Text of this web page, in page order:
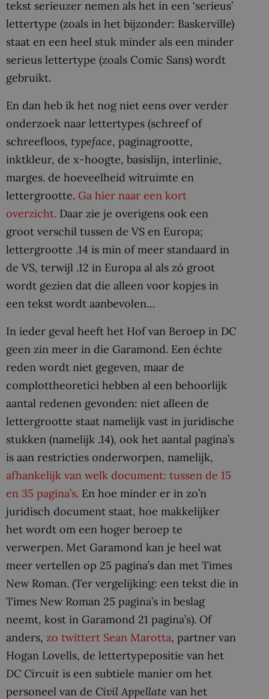
tekst serieuzer nemen als het in een ‘serieus’
lettertype (zoals in het bijzonder: Baskerville)
staat en een heel stuk minder als een minder
serieus lettertype (zoals Comic Sans) wordt
gebruikt.
En dan heb ik het nog niet eens over verder
onderzoek naar lettertypes (schreef of
schreefloos, typeface, paginagrootte,
inktkleur, de x-hoogte, basislijn, interlinie,
marges. de hoeveelheid witruimte en
lettergrootte. Ga hier naar een kort
overzicht. Daar zie je overigens ook een
groot verschil tussen de VS en Europa;
lettergrootte .14 is min of meer standaard in
de VS, terwijl .12 in Europa al als zó groot
wordt gezien dat die alleen voor kopjes in
een tekst wordt aanbevolen…
In ieder geval heeft het Hof van Beroep in DC
geen zin meer in die Garamond. Een échte
reden wordt niet gegeven, maar de
complottheoretici hebben al een behoorlijk
aantal redenen gevonden: niet alleen de
lettergrootte staat namelijk vast in juridische
stukken (namelijk .14), ook het aantal pagina’s
is aan restricties onderworpen, namelijk,
afhankelijk van welk document: tussen de 15
en 35 pagina’s. En hoe minder er in zo’n
juridisch document staat, hoe makkelijker
het wordt om een hoger beroep te
verwerpen. Met Garamond kan je heel wat
meer vertellen op 25 pagina’s dan met Times
New Roman. (Ter vergelijking: een tekst die in
Times New Roman 25 pagina’s in beslag
neemt, kost in Garamond 21 pagina’s). Of
anders, zo twittert Sean Marotta, partner van
Hogan Lovells, de lettertypepositie van het
DC Circuit is een subtiele manier om het
personeel van de Civil Appellate van het